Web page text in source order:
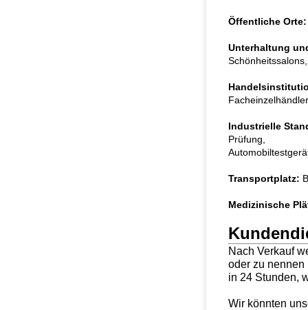
Öffentliche Orte:
Unterhaltung
Industrielle
Prüfung,
Transportplatz:
Medizinische
Nach Verkauf
oder zu nennen
in 24 Stunden,
Wir könnten